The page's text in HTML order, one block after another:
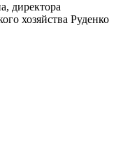
директора
хозяйства Руденко